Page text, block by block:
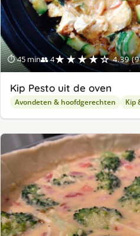
⏱ 45 min👥 4★★★★☆ 4.39
Kip Pesto uit de oven
Avondeten & hoofdgerechten Kip